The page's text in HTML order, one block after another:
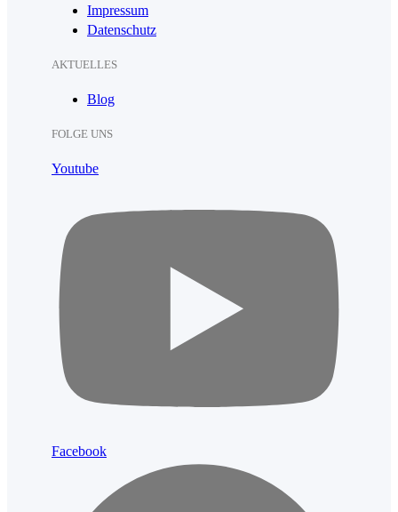
Impressum
Datenschutz
AKTUELLES
Blog
FOLGE UNS
Youtube
Facebook